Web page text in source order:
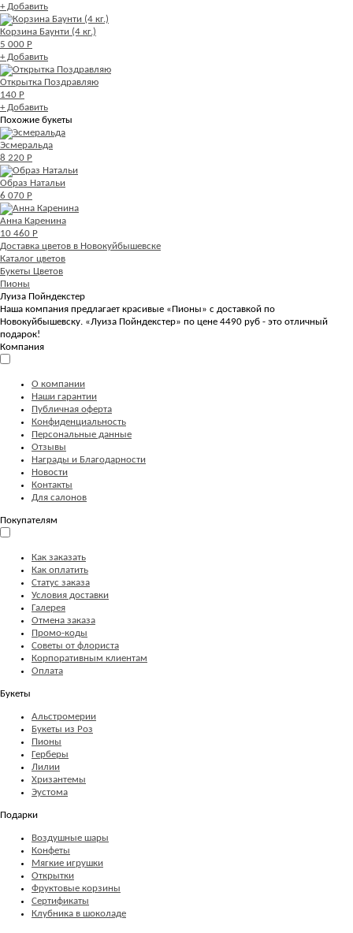
+ Добавить
Корзина Баунти (4 кг.)
5 000 Р
+ Добавить
Открытка Поздравляю
140 Р
+ Добавить
Похожие букеты
Эсмеральда
8 220 Р
Образ Натальи
6 070 Р
Анна Каренина
10 460 Р
Доставка цветов в Новокуйбышевске
Каталог цветов
Букеты Цветов
Пионы
Луиза Пойндекстер
Наша компания предлагает красивые «Пионы» с доставкой по
Новокуйбышевску. «Луиза Пойндекстер» по цене 4490 руб - это отличный
подарок!
Компания
О компании
Наши гарантии
Публичная оферта
Конфиденциальность
Персональные данные
Отзывы
Награды и Благодарности
Новости
Контакты
Для салонов
Покупателям
Как заказать
Как оплатить
Статус заказа
Условия доставки
Галерея
Отмена заказа
Промо-коды
Советы от флориста
Корпоративным клиентам
Оплата
Букеты
Альстромерии
Букеты из Роз
Пионы
Герберы
Лилии
Хризантемы
Эустома
Подарки
Воздушные шары
Конфеты
Мягкие игрушки
Открытки
Фруктовые корзины
Сертификаты
Клубника в шоколаде